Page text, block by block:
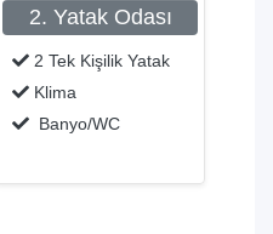
2. Yatak Odası
2 Tek Kişilik Yatak
Klima
Banyo/WC